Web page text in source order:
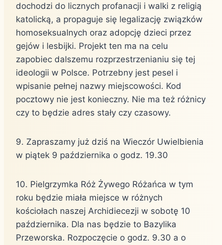
dochodzi do licznych profanacji i walki z religią
katolicką, a propaguje się legalizację związków
homoseksualnych oraz adopcję dzieci przez
gejów i lesbijki. Projekt ten ma na celu
zapobiec dalszemu rozprzestrzenianiu się tej
ideologii w Polsce. Potrzebny jest pesel i
wpisanie pełnej nazwy miejscowości. Kod
pocztowy nie jest konieczny. Nie ma też różnicy
czy to będzie adres stały czy czasowy.
9. Zapraszamy już dziś na Wieczór Uwielbienia
w piątek 9 października o godz. 19.30
10. Pielgrzymka Róż Żywego Różańca w tym
roku będzie miała miejsce w różnych
kościołach naszej Archidiecezji w sobotę 10
października. Dla nas będzie to Bazylika
Przeworska. Rozpoczęcie o godz. 9.30 a o